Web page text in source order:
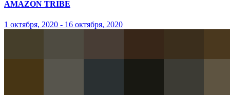
AMAZON TRIBE
1 октября, 2020 - 16 октября, 2020